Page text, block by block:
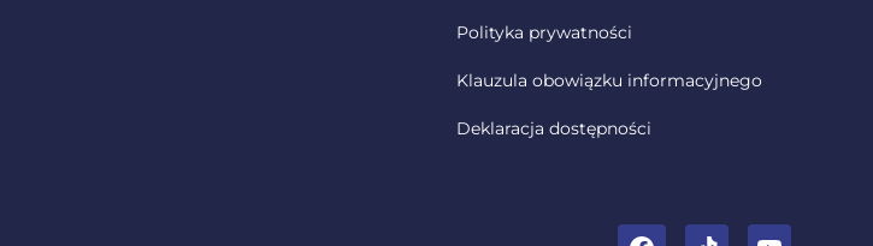
Polityka prywatności
Klauzula obowiązku informacyjnego
Deklaracja dostępności